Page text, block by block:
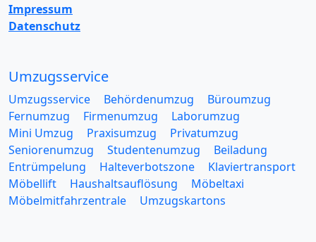
Impressum
Datenschutz
Umzugsservice
Umzugsservice Behördenumzug
Büroumzug
Fernumzug
Firmenumzug
Laborumzug
Mini Umzug
Praxisumzug
Privatumzug
Seniorenumzug
Studentenumzug
Beiladung
Entrümpelung
Halteverbotszone
Klaviertransport
Möbellift
Haushaltsauflösung
Möbeltaxi
Möbelmitfahrzentrale
Umzugskartons